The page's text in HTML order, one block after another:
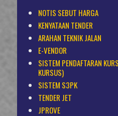
NOTIS SEBUT HARGA
KENYATAAN TENDER
ARAHAN TEKNIK JALAN
E-VENDOR
SISTEM PENDAFTARAN
KURSUS)
SISTEM S3PK
TENDER JET
JPROVE